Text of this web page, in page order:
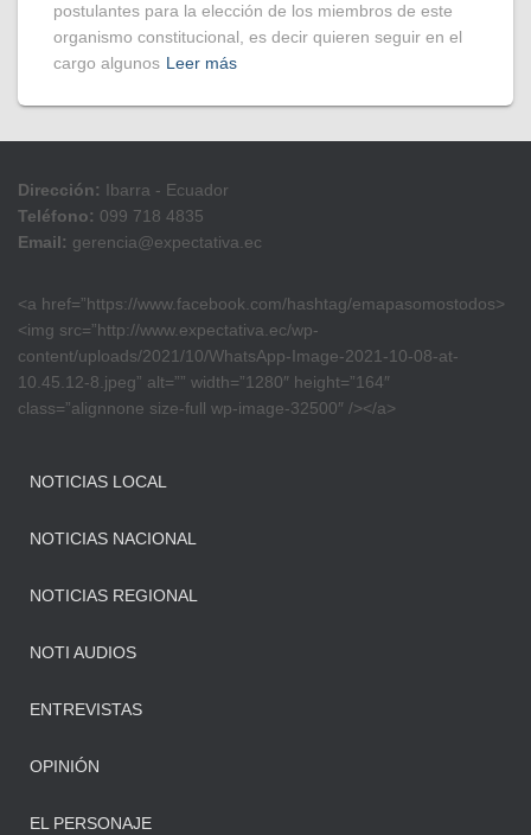
postulantes para la elección de los miembros de este
organismo constitucional, es decir quieren seguir en el
cargo algunos Leer más
Dirección: Ibarra - Ecuador
Teléfono: 099 718 4835
Email: gerencia@expectativa.ec
<a href=”https://www.facebook.com/hashtag/emapasomostodos>
<img src=”http://www.expectativa.ec/wp-
content/uploads/2021/10/WhatsApp-Image-2021-10-08-at-
10.45.12-8.jpeg” alt=”” width=”1280″ height=”164″
class=”alignnone size-full wp-image-32500″ /></a>
NOTICIAS LOCAL
NOTICIAS NACIONAL
NOTICIAS REGIONAL
NOTI AUDIOS
ENTREVISTAS
OPINIÓN
EL PERSONAJE